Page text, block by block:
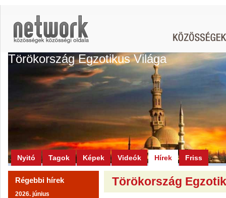
Törökország Egzotikus Világa
Nyitó Tagok Képek Videók Hírek Friss
Régebbi hírek
2026. június
Törökország